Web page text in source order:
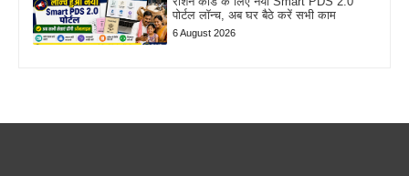
पोर्टल लॉन्च, अब घर बैठे करें सभी काम
6 August 2026